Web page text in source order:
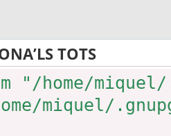
TOTS
"/home/
home/miquel/